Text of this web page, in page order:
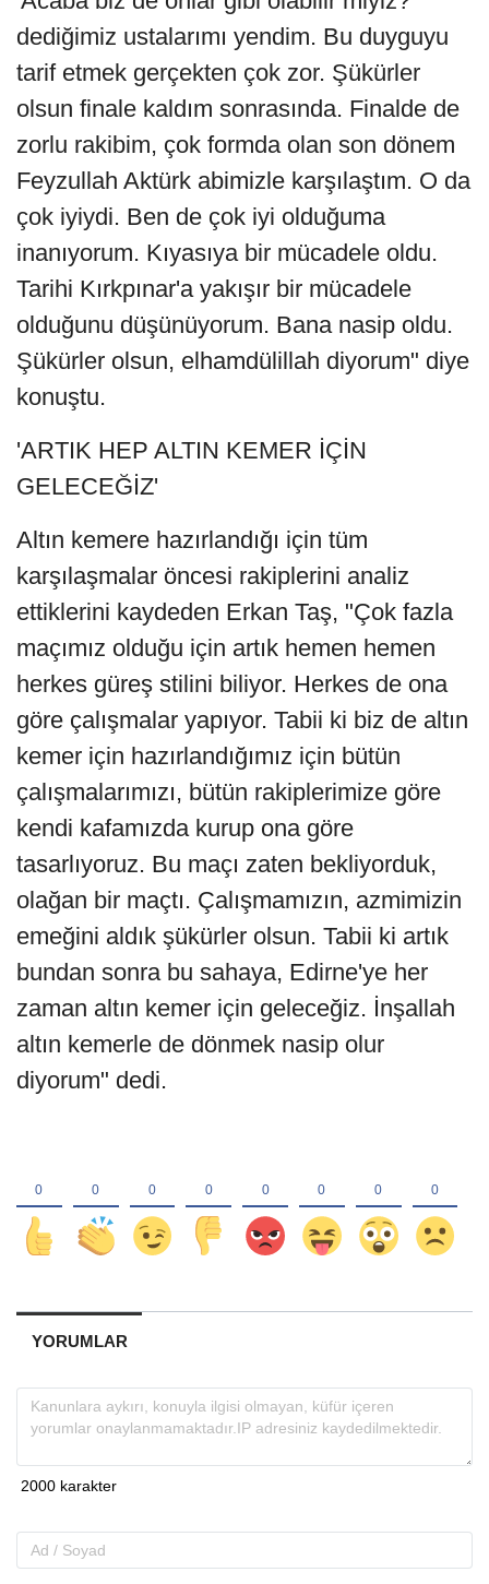
dediğimiz ustalarımı yendim. Bu duyguyu
tarif etmek gerçekten çok zor. Şükürler
olsun finale kaldım sonrasında. Finalde de
zorlu rakibim, çok formda olan son dönem
Feyzullah Aktürk abimizle karşılaştım. O da
çok iyiydi. Ben de çok iyi olduğuma
inanıyorum. Kıyasıya bir mücadele oldu.
Tarihi Kırkpınar'a yakışır bir mücadele
olduğunu düşünüyorum. Bana nasip oldu.
Şükürler olsun, elhamdülillah diyorum" diye
konuştu.
'ARTIK HEP ALTIN KEMER İÇİN
GELECEĞİZ'
Altın kemere hazırlandığı için tüm
karşılaşmalar öncesi rakiplerini analiz
ettiklerini kaydeden Erkan Taş, "Çok fazla
maçımız olduğu için artık hemen hemen
herkes güreş stilini biliyor. Herkes de ona
göre çalışmalar yapıyor. Tabii ki biz de altın
kemer için hazırlandığımız için bütün
çalışmalarımızı, bütün rakiplerimize göre
kendi kafamızda kurup ona göre
tasarlıyoruz. Bu maçı zaten bekliyorduk,
olağan bir maçtı. Çalışmamızın, azmimizin
emeğini aldık şükürler olsun. Tabii ki artık
bundan sonra bu sahaya, Edirne'ye her
zaman altın kemer için geleceğiz. İnşallah
altın kemerle de dönmek nasip olur
diyorum" dedi.
YORUMLAR